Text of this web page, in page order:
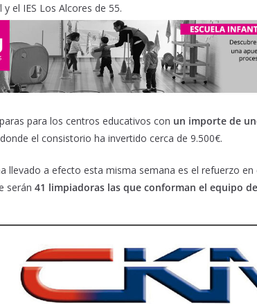
el IES Los Alcores de 55.
para los centros educativos con un importe de
el consistorio ha invertido cerca de 9.500€.
llevado a efecto esta misma semana es el refuerzo
serán 41 limpiadoras las que conforman el equipo